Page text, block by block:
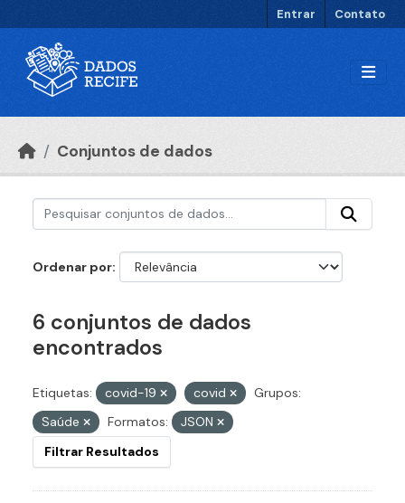
Entrar Contato
Conjuntos de dados
Ordenar por
6 conjuntos de dados
encontrados
Etiquetas: covid-19 covid
Grupos:
Saúde
Formatos:
JSON
Filtrar Resultados